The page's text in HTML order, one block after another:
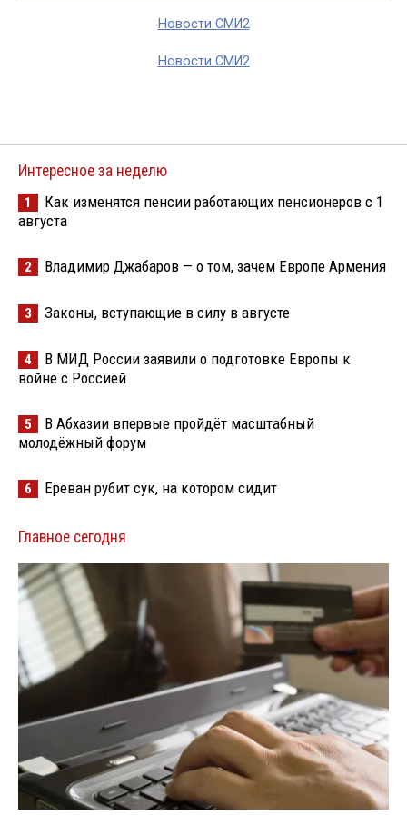
Новости СМИ2
Новости СМИ2
Интересное за неделю
1
Как изменятся пенсии работающих пенсионеров с 1
августа
2 Владимир Джабаров — о том, зачем Европе Армения
3 Законы, вступающие в силу в августе
4
В МИД России заявили о подготовке Европы к
войне с Россией
5
В Абхазии впервые пройдёт масштабный
молодёжный форум
6 Ереван рубит сук, на котором сидит
Главное сегодня